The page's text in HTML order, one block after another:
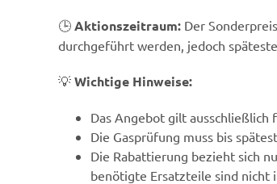
🕒 Aktionszeitraum:Der
durchgeführt werden, jedoch
💡 Wichtige Hinweise:
Das Angebot gilt ausschließlich
Die Gasprüfung muss bis
Die Rabattierung bezieht sich
benötigte Ersatzteile sind nicht